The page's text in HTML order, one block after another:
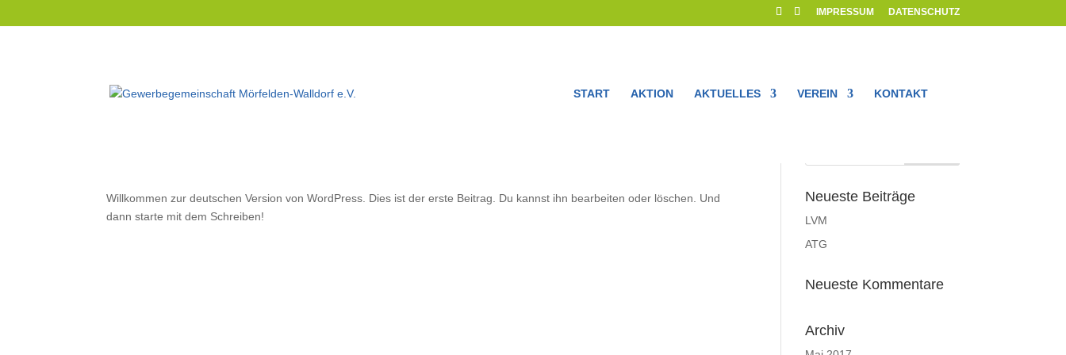
IMPRESSUM DATENSCHUTZ
START AKTION AKTUELLES VEREIN KONTAKT
Willkommen zur deutschen Version von WordPress. Dies ist der erste Beitrag. Du kannst ihn bearbeiten oder löschen. Und
dann starte mit dem Schreiben!
Neueste Beiträge
LVM
ATG
Neueste Kommentare
Archiv